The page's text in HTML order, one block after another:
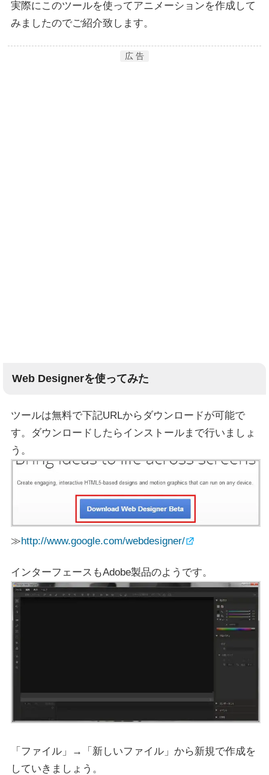
実際にこのツールを使ってアニメーションを作成して
みましたのでご紹介致します。
広 告
Web Designerを使ってみた
ツールは無料で下記URLからダウンロードが可能で
す。ダウンロードしたらインストールまで行いましょ
う。
≫http://www.google.com/webdesigner/
インターフェースもAdobe製品のようです。
「ファイル」→「新しいファイル」から新規で作成を
していきましょう。